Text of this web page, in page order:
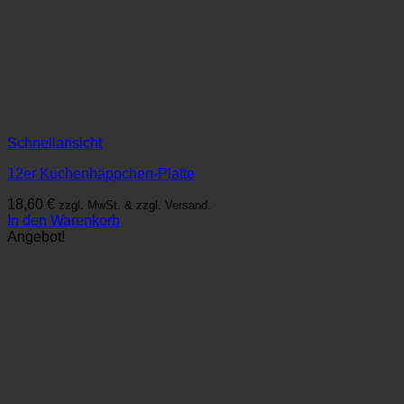
Schnellansicht
12er Kuchenhäppchen-Platte
18,60 € zzgl. MwSt. & zzgl. Versand.
In den Warenkorb
Angebot!